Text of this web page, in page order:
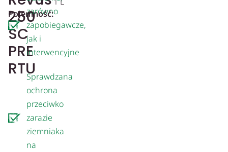
250
SC
PRE
RTU
zarówno
zapobiegawcze,
jak i
interwencyjne
Sprawdzana
ochrona
przeciwko
zarazie
ziemniaka
na
Pojemność: